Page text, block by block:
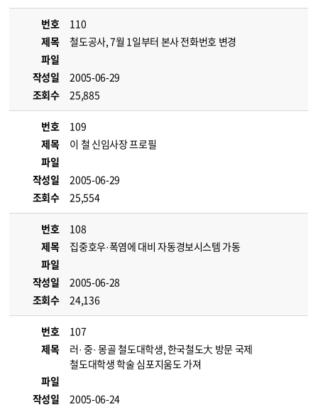
번호
110
제목
철도공사, 7월 1일부터 본사 전화번호 변경
파일
작성일
2005-06-29
조회수
25,885
번호
109
제목
이 철 신임사장 프로필
파일
작성일
2005-06-29
조회수
25,554
번호
108
제목
집중호우·폭염에 대비 자동경보시스템 가동
파일
작성일
2005-06-28
조회수
24,136
번호
107
제목
러· 중· 몽골 철도대학생, 한국철도大 방문 국제
철도대학생 학술 심포지움도 가져
파일
작성일
2005-06-24